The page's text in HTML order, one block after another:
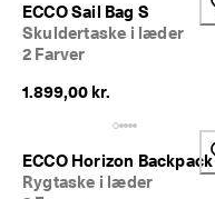
ECCO Sail Bag S
Skuldertaske i læder
2 Farver
1.899,00 kr.
ECCO Horizon Backpack
Rygtaske i læder